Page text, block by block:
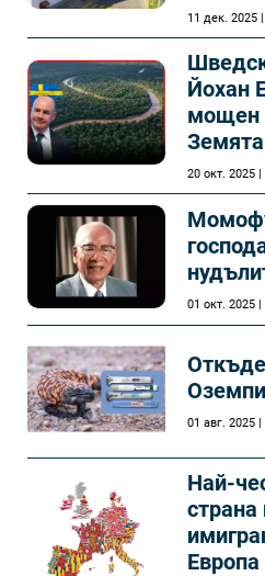
11 дек. 2025
Йохан
мощен
Земята
20 окт. 2025 |
01 окт. 2025 |
01 авг. 2025 |
Най-
страна
Европа